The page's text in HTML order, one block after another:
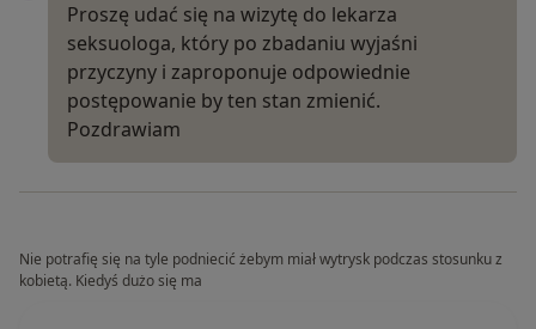
Proszę udać się na wizytę do lekarza
seksuologa, który po zbadaniu wyjaśni
przyczyny i zaproponuje odpowiednie
postępowanie by ten stan zmienić.
Pozdrawiam
Nie potrafię się na tyle podniecić żebym miał wytrysk podczas stosunku z
kobietą. Kiedyś dużo się ma